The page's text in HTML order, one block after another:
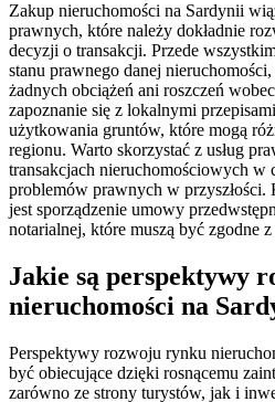
Zakup nieruchomości na Sardynii
prawnych, które należy dokładnie
decyzji o transakcji. Przede
stanu prawnego danej
żadnych obciążeń ani roszczeń
zapoznanie się z lokalnymi
użytkowania gruntów, które mogą
regionu. Warto skorzystać z usług
transakcjach nieruchomościowych w
problemów prawnych w
jest sporządzenie umowy
notarialnej, które muszą być zgodne
Jakie są perspektywy
nieruchomości na
Perspektywy rozwoju rynku
być obiecujące dzięki rosnącemu
zarówno ze strony turystów, jak i